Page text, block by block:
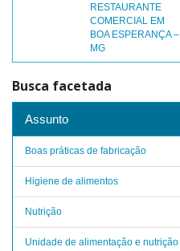
RESTAURANTE
COMERCIAL EM
BOA ESPERANÇA –
MG
Busca facetada
Assunto
Boas práticas de fabricação
Higiene de alimentos
Nutrição
Unidade de alimentação e nutrição